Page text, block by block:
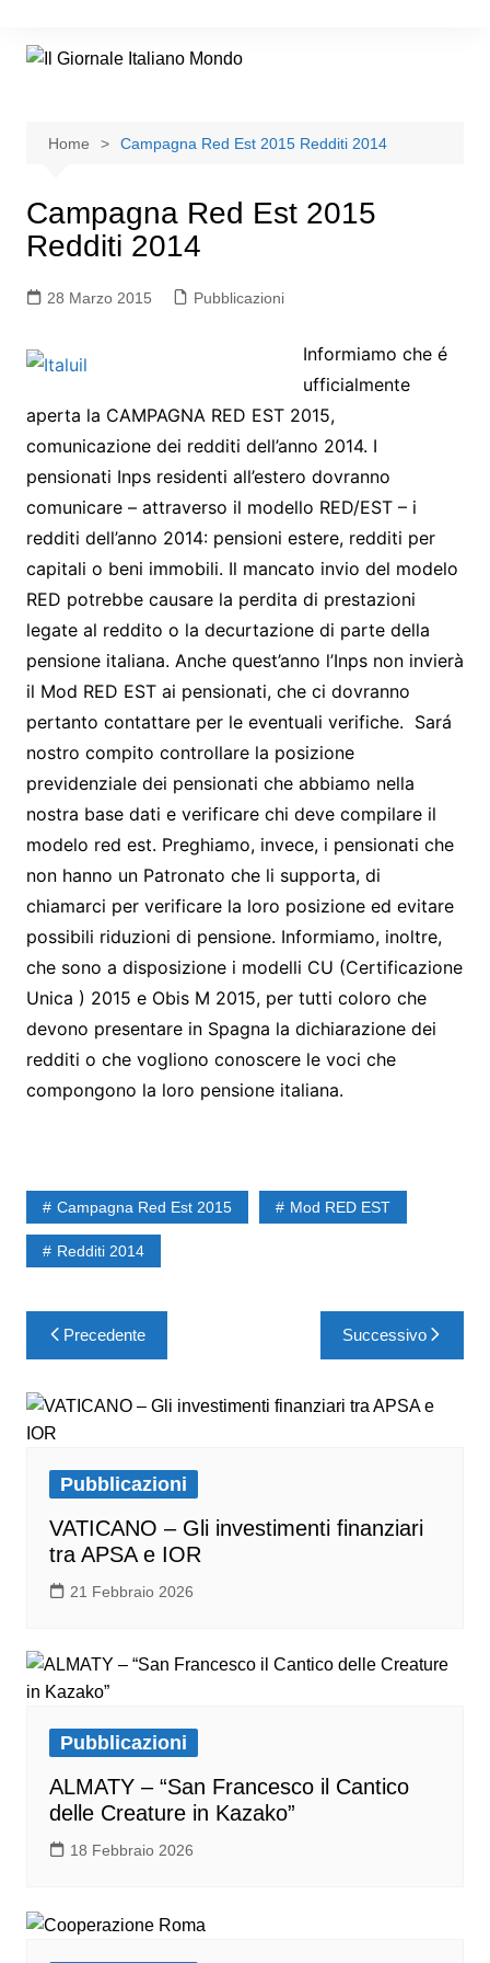
Home Campagna Red Est 2015 Redditi 2014
Campagna Red Est 2015
Redditi 2014
28 Marzo 2015 Pubblicazioni
Informiamo che é
ufficialmente
aperta la CAMPAGNA RED EST 2015,
comunicazione dei redditi dell’anno 2014. I
pensionati Inps residenti all’estero dovranno
comunicare – attraverso il modello RED/EST – i
redditi dell’anno 2014: pensioni estere, redditi per
capitali o beni immobili. Il mancato invio del modelo
RED potrebbe causare la perdita di prestazioni
legate al reddito o la decurtazione di parte della
pensione italiana. Anche quest’anno l’Inps non invierà
il Mod RED EST ai pensionati, che ci dovranno
pertanto contattare per le eventuali verifiche. Sará
nostro compito controllare la posizione
previdenziale dei pensionati che abbiamo nella
nostra base dati e verificare chi deve compilare il
modelo red est. Preghiamo, invece, i pensionati che
non hanno un Patronato che li supporta, di
chiamarci per verificare la loro posizione ed evitare
possibili riduzioni di pensione. Informiamo, inoltre,
che sono a disposizione i modelli CU (Certificazione
Unica ) 2015 e Obis M 2015, per tutti coloro che
devono presentare in Spagna la dichiarazione dei
redditi o che vogliono conoscere le voci che
compongono la loro pensione italiana.
Campagna Red Est 2015 Mod RED EST
Redditi 2014
Precedente Successivo
Pubblicazioni
VATICANO – Gli investimenti finanziari
tra APSA e IOR
21 Febbraio 2026
Pubblicazioni
ALMATY – “San Francesco il Cantico
delle Creature in Kazako”
18 Febbraio 2026